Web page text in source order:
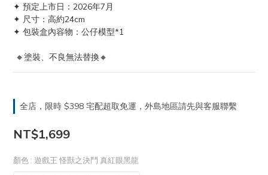
✦ 預定上市日：2026年7月
✦ 尺寸：高約24cm
✦ 包裝盒內容物：公仔模型*1
🔸塗裝、不良無法替換🔸
全店，限時 $398 宅配超取免運，外島地區請先與客服聯繫
NT$1,699
顏色 : 遊戲王 怪獸之決鬥 真紅眼黑龍